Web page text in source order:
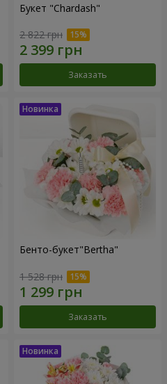
Букет "Chardash"
2 822 грн
Заказать
Бенто-букет"Bertha"
1 528 грн
Заказать